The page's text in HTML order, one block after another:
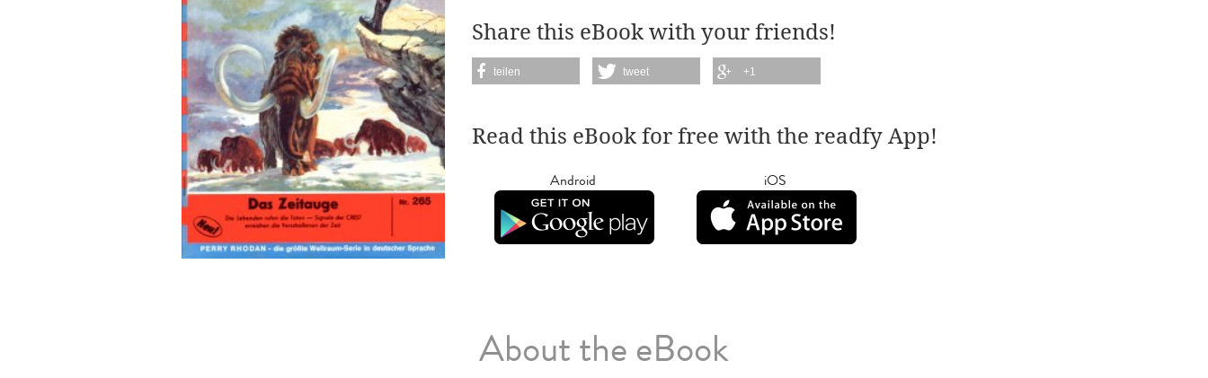
Share this eBook with your friends!
teilen tweet +1
Read this eBook for free with the readfy App!
Android iOS
About the eBook